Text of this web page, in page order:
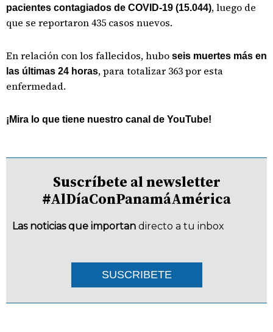
pacientes contagiados de COVID-19 (15.044), luego de
que se reportaron 435 casos nuevos.
En relación con los fallecidos, hubo seis muertes más en
las últimas 24 horas, para totalizar 363 por esta
enfermedad.
¡Mira lo que tiene nuestro canal de YouTube!
Suscríbete al newsletter
#AlDíaConPanamáAmérica
Las noticias que importan directo a tu inbox
SUSCRIBETE